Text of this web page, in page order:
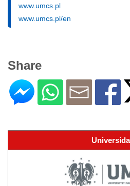
www.umcs.pl
www.umcs.pl/en
Share